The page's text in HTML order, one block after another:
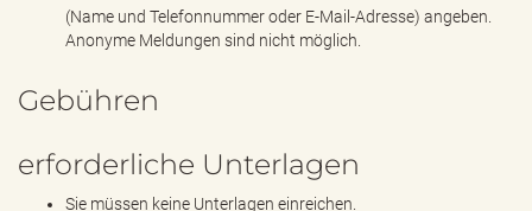
(Name und Telefonnummer oder E-Mail-Adresse) angeben.
Anonyme Meldungen sind nicht möglich.
Gebühren
erforderliche Unterlagen
Sie müssen keine Unterlagen einreichen.